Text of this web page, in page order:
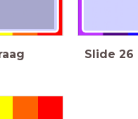
Slide 26